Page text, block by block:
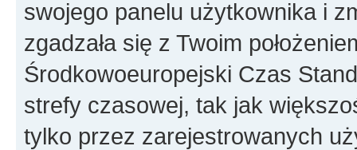
swojego panelu użytkownika i
zgadzała się z Twoim
Środkowoeuropejski Czas
strefy czasowej, tak jak
tylko przez zarejestrowanych